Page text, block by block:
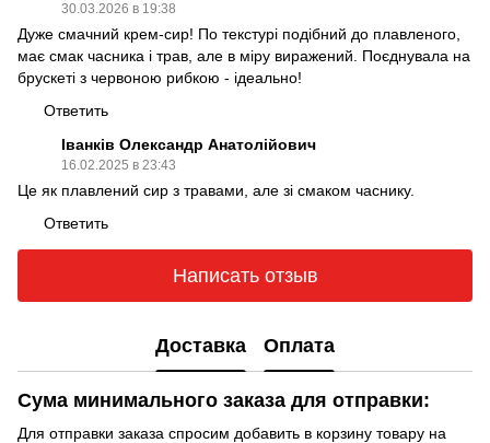
30.03.2026 в 19:38
Дуже смачний крем-сир! По текстурі подібний до плавленого,
має смак часника і трав, але в міру виражений. Поєднувала на
брускеті з червоною рибкою - ідеально!
Ответить
Іванків Олександр Анатолійович
16.02.2025 в 23:43
Це як плавлений сир з травами, але зі смаком часнику.
Ответить
Написать отзыв
Доставка Оплата
Сума минимального заказа для отправки:
Для отправки заказа спросим добавить в корзину товару на